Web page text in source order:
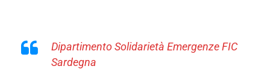
Dipartimento Solidarietà Emergenze FIC
Sardegna